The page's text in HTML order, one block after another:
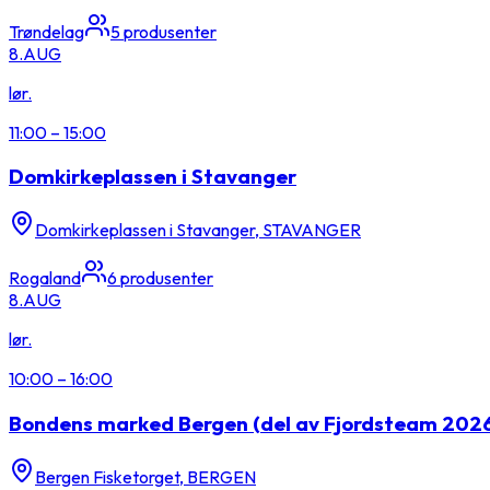
Trøndelag 5produsenter
8.AUG
lør.
11:00 – 15:00
Domkirkeplassen i Stavanger
Domkirkeplassen i Stavanger, STAVANGER
Rogaland 6produsenter
8.AUG
lør.
10:00 – 16:00
Bondens marked Bergen (del av Fjordsteam
Bergen Fisketorget, BERGEN